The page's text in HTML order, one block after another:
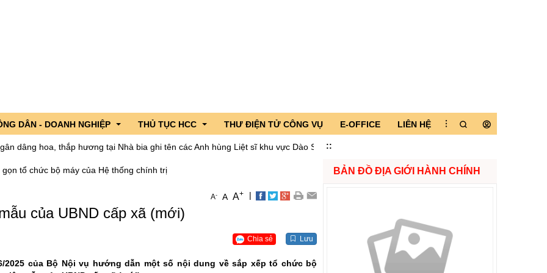
lãnh đạo
DÂN - DOANH NGHIỆP
dân - Doanh nghiệp hỏi, Cơ quan nhà nước trả lời
hình xuất nhập khẩu qua cửa khẩu
THỦ TỤC HCC
DVC trực tuyến tỉnh Lai Châu
CSDL Quốc gia về TTHC
TTHC nội bộ cơ quan HCNN
THƯ ĐIỆN TỬ CÔNG VỤ E-OFFICE LIÊN HỆ
hoa, thắp hương tại Nhà bia ghi tên các Anh hùng Liệt sĩ khu vực Dào San và kiểm tra tiến độ xây dựng Trường Phổ thông Nội trú liên cấp
::
gọn tổ chức bộ máy của Hệ thống chính trị
A- A A+ |
của UBND cấp xã (mới)
Chia sẻ Lưu
2025 của Bộ Nội vụ hướng dẫn một số nội dung về sắp xếp tổ chức bộ
BẢN ĐỒ ĐỊA GIỚI HÀNH CHÍNH